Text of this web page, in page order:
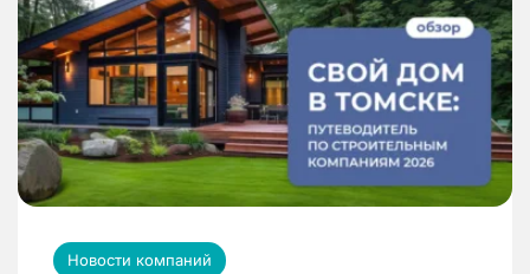
Новости компаний